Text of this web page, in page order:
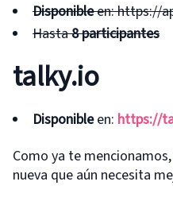
Disponibleen: https://
Hasta8 participantes
talky.io
Disponibleen: https://
Como ya te
nueva que aún necesita